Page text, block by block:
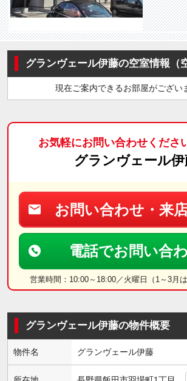
グランヴェール伊藤の空室情報（
現在ご案内できるお部屋がござい
お気軽にお問い合わせくださ
グランヴェール
お問い合わせ・来
電話でお問い合
営業時間：10:00～18:00／火曜日（1～3月は
グランヴェール伊藤の物件概要
物件名 グランヴェール伊藤